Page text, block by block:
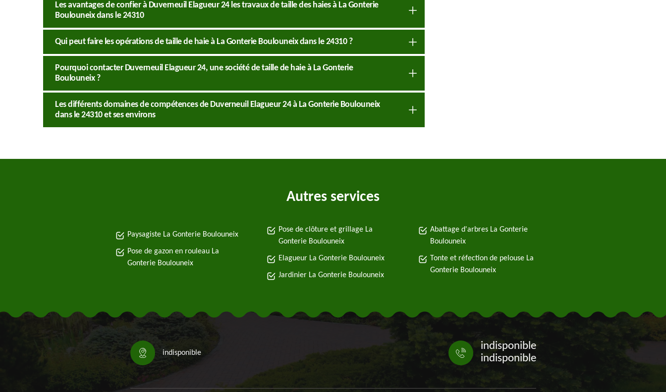
Les avantages de confier à Duverneuil Elagueur 24 les travaux de taille des haies à La Gonterie
Boulouneix dans le 24310
Qui peut faire les opérations de taille de haie à La Gonterie Boulouneix dans le 24310 ?
Pourquoi contacter Duverneuil Elagueur 24, une société de taille de haie à La Gonterie
Boulouneix ?
Les différents domaines de compétences de Duverneuil Elagueur 24 à La Gonterie Boulouneix
dans le 24310 et ses environs
Autres services
Paysagiste La Gonterie Boulouneix
Pose de gazon en rouleau La
Gonterie Boulouneix
Pose de clôture et grillage La
Gonterie Boulouneix
Elagueur La Gonterie Boulouneix
Jardinier La Gonterie Boulouneix
Abattage d'arbres La Gonterie
Boulouneix
Tonte et réfection de pelouse La
Gonterie Boulouneix
indisponible
indisponible
indisponible